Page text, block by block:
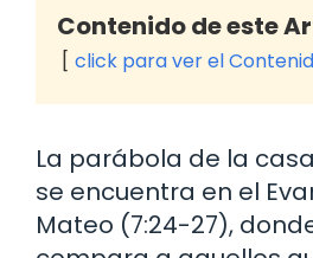
Contenido de este
click para ver el
La parábola de la
se encuentra en el
Mateo (7:24-27),